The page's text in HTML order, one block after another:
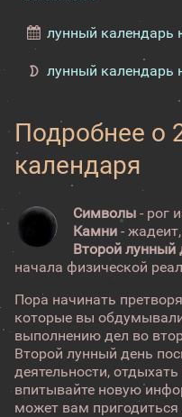
лунный календарь
лунный календарь
Подробнее о
календаря
Символы - рог
Камни -
Второй лунный
начала физической
Пора начинать
которые вы
выполнению дел во
Второй лунный день
деятельности,
впитывайте новую
может вам пригодиться